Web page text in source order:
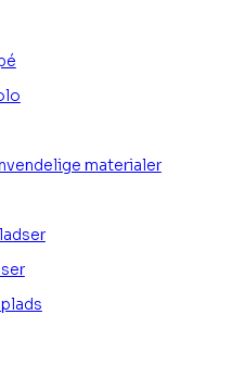
materialer